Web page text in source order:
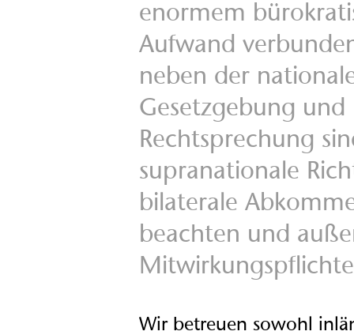
enormem
Aufwand
neben der
Gesetzgebung und
Rechtsprechung
supranationale
bilaterale
beachten und
Wir betreuen sowohl